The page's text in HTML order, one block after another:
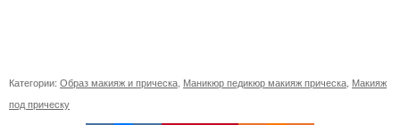
Категории: Образ макияж и прическа Маникюр педикюр макияж прическа Макияж
под прическу